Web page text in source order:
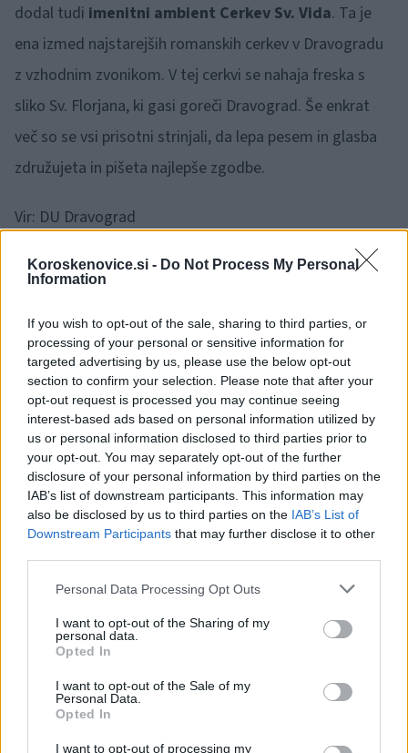
Koroskenovice.si - Do Not Process My Personal
Information
If you wish to opt-out of the sale, sharing to third parties, or
processing of your personal or sensitive information for
targeted advertising by us, please use the below opt-out
section to confirm your selection. Please note that after your
opt-out request is processed you may continue seeing
interest-based ads based on personal information utilized by
us or personal information disclosed to third parties prior to
your opt-out. You may separately opt-out of the further
disclosure of your personal information by third parties on the
IAB’s list of downstream participants. This information may
also be disclosed by us to third parties on the IAB’s List of
Downstream Participants that may further disclose it to other
Please note that this website/app uses one or more Google
not limited to your visit or usage behaviour. You may click to
grant or deny consent to Google and its third-party tags to
use your data for below specified purposes in below Google
consent section.
Personal Data Processing Opt Outs
I want to opt-out of the Sharing of my
personal data.
Opted In
I want to opt-out of the Sale of my
Personal Data.
Opted In
I want to opt-out of processing my
dodal tudi imenitni ambient Cerkev Sv. Vida. Ta je
ena izmed najstarejših romanskih cerkev v Dravogradu
z vzhodnim zvonikom. V tej cerkvi se nahaja freska s
sliko Sv. Florjana, ki gasi goreči Dravograd. Še enkrat
več so se vsi prisotni strinjali, da lepa pesem in glasba
združujeta in pišeta najlepše zgodbe.
Vir: DU Dravograd
1 / 4
Opozorilo:Po 297. členu Kazenskega zakonika je
posameznik kazensko odgovoren za javno spodbujanje
sovraštva, nasilja ali nestrpnosti. Komentarji z žaljivimi,
rasističnimi, diskriminatornimi ali nezakonitimi vsebinami bodo
odstranjeni. Pravila komentiranja →
Failed to fetch
Kategorije: Glasba